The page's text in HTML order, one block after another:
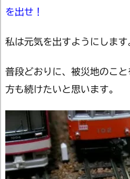
を出せ！
私は元気を出すようにします
普段どおりに、被災地のこ
方も続けたいと思います。